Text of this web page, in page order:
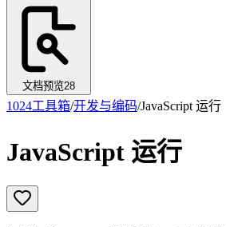
文档预览28
1024工具箱/开发与编码/JavaScript 运行
JavaScript 运行